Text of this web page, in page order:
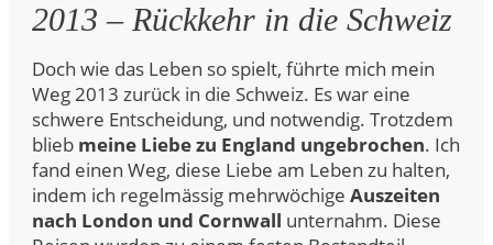
2013 – Rückkehr in die Schweiz
Doch wie das Leben so spielt, führte mich mein
Weg 2013 zurück in die Schweiz. Es war eine
schwere Entscheidung, und notwendig. Trotzdem
blieb meine Liebe zu England ungebrochen. Ich
fand einen Weg, diese Liebe am Leben zu halten,
indem ich regelmässig mehrwöchige Auszeiten
nach London und Cornwall unternahm. Diese